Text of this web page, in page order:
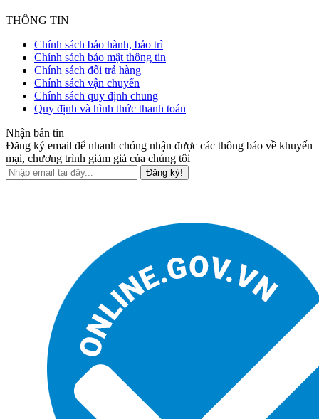
THÔNG TIN
Chính sách bảo hành, bảo trì
Chính sách bảo mật thông tin
Chính sách đổi trả hàng
Chính sách vận chuyển
Chính sách quy định chung
Quy định và hình thức thanh toán
Nhận bản tin
Đăng ký email để nhanh chóng nhận được các thông báo về khuyến
mại, chương trình giảm giá của chúng tôi
Đăng ký!